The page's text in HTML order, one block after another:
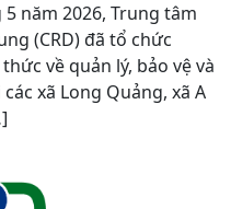
năm 2026, Trung tâm
(CRD) đã tổ chức
về quản lý, bảo vệ và
xã Long Quảng, xã A